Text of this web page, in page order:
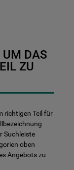
UM DAS
ZU
richtigen Teil für
Suchleiste
oben
Angebots zu